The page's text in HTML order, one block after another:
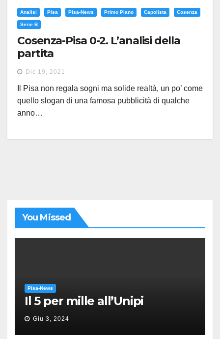
Analisi Pisa Pisa-News Primo Piano Capolista Cosenza
Serie B
Cosenza-Pisa 0-2. L’analisi della
partita
Dic 19, 2021
Il Pisa non regala sogni ma solide realtà, un po’ come
quello slogan di una famosa pubblicità di qualche
anno…
You Missed
Pisa-News
Il 5 per mille all’Unipi
Giu 3, 2024